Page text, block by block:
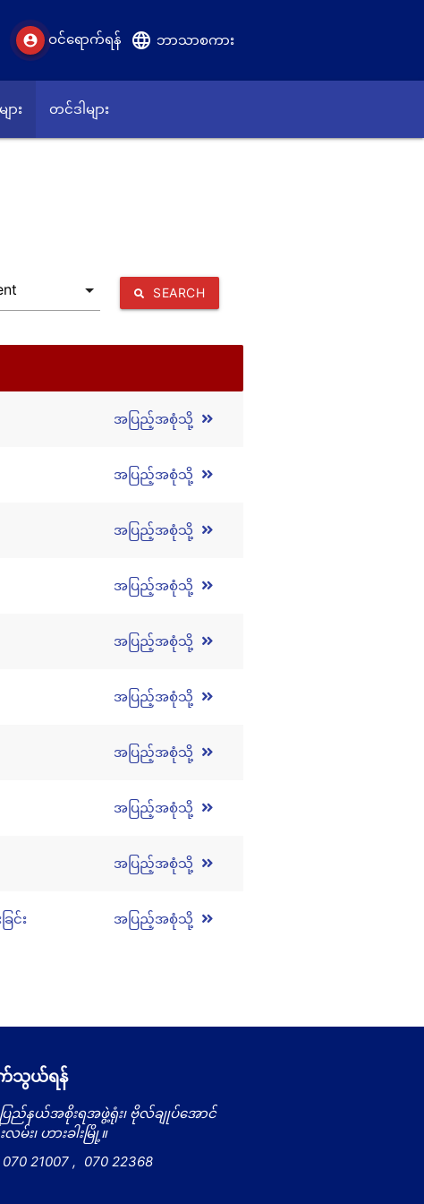
account_circle ဝင်ရောက်ရန် language ဘာသာစကား
ား တင်ဒါများ
SEARCH
အပြည့်အစုံသို့
အပြည့်အစုံသို့
အပြည့်အစုံသို့
အပြည့်အစုံသို့
အပြည့်အစုံသို့
အပြည့်အစုံသို့
အပြည့်အစုံသို့
အပြည့်အစုံသို့
အပြည့်အစုံသို့
င်း အပြည့်အစုံသို့
သွယ်ရန်
ပြည်နယ်အစိုးရအဖွဲ့ရုံး၊ ဗိုလ်ချုပ်အောင်
မ်း၊ ဟားခါးမြို့။
070 21007 , 070 22368